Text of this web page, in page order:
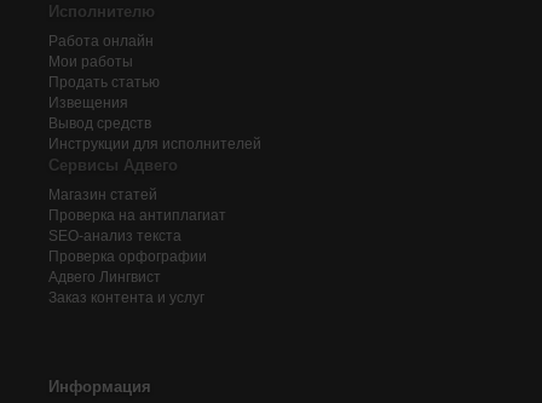
Исполнителю
Работа онлайн
Мои работы
Продать статью
Извещения
Вывод средств
Инструкции для исполнителей
Сервисы Адвего
Магазин статей
Проверка на антиплагиат
SEO-анализ текста
Проверка орфографии
Адвего Лингвист
Заказ контента и услуг
Информация